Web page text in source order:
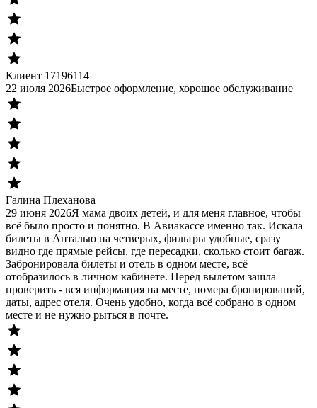
Клиент 17196114
22 июля 2026Быстрое оформление, хорошое обслуживание
Галина Плеханова
29 июня 2026Я мама двоих детей, и для меня главное, чтобы
всё было просто и понятно. В Авиакассе именно так. Искала
билеты в Анталью на четверых, фильтры удобные, сразу
видно где прямые рейсы, где пересадки, сколько стоит багаж.
Забронировала билеты и отель в одном месте, всё
отобразилось в личном кабинете. Перед вылетом зашла
проверить - вся информация на месте, номера бронирований,
даты, адрес отеля. Очень удобно, когда всё собрано в одном
месте и не нужно рыться в почте.